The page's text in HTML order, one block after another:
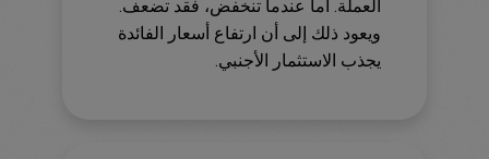
العملة. أما عندما تنخفض، فقد تضعف.
ويعود ذلك إلى أن ارتفاع أسعار الفائدة
يجذب الاستثمار الأجنبي.